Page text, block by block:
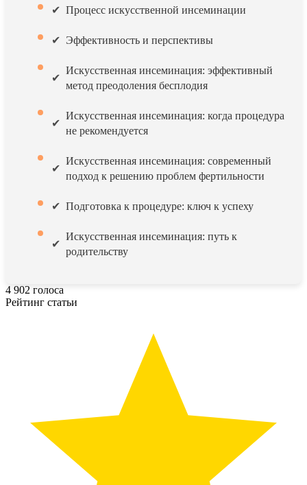
Процесс искусственной инсеминации
Эффективность и перспективы
Искусственная инсеминация: эффективный
метод преодоления бесплодия
Искусственная инсеминация: когда процедура
не рекомендуется
Искусственная инсеминация: современный
подход к решению проблем фертильности
Подготовка к процедуре: ключ к успеху
Искусственная инсеминация: путь к
родительству
4 902 голоса
Рейтинг статьи